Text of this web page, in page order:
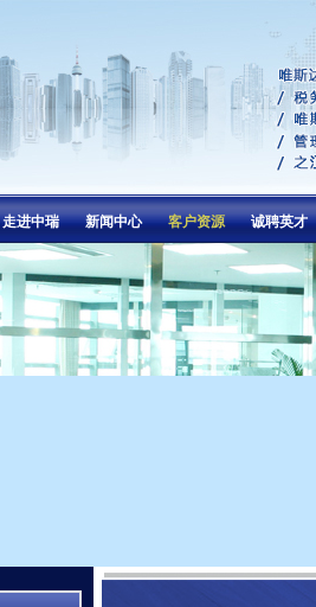
走进中瑞 新闻中心 客户资源 诚聘英才